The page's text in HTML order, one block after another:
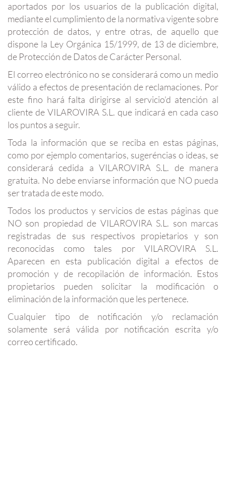
aportados por los usuarios de la publicación digital,
mediante el cumplimiento de la normativa vigente sobre
protección de datos, y entre otras, de aquello que
dispone la Ley Orgánica 15/1999, de 13 de diciembre,
de Protección de Datos de Carácter Personal.
El correo electrónico no se considerará como un medio
válido a efectos de presentación de reclamaciones. Por
este fino hará falta dirigirse al servicio’d atención al
cliente de VILAROVIRA S.L. que indicará en cada caso
los puntos a seguir.
Toda la información que se reciba en estas páginas,
como por ejemplo comentarios, sugeréncias o ideas, se
considerará cedida a VILAROVIRA S.L. de manera
gratuita. No debe enviarse información que NO pueda
ser tratada de este modo.
Todos los productos y servicios de estas páginas que
NO son propiedad de VILAROVIRA S.L. son marcas
registradas de sus respectivos propietarios y son
reconocidas como tales por VILAROVIRA S.L.
Aparecen en esta publicación digital a efectos de
promoción y de recopilación de información. Estos
propietarios pueden solicitar la modificación o
eliminación de la información que les pertenece.
Cualquier tipo de notificación y/o reclamación
solamente será válida por notificación escrita y/o
correo certificado.